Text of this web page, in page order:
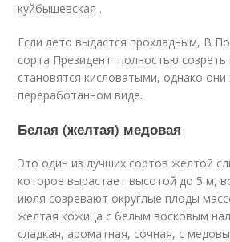
куйбышевская .
Если лето выдастся прохладным, В
сорта Президент полностью
становятся кисловатыми, однако
переработанном виде.
Белая (желтая) медовая
Это один из лучших сортов желтой
которое вырастает высотой до 5 м,
июля созревают округлые плоды
желтая кожица с белым восковым
сладкая, ароматная, сочная, с